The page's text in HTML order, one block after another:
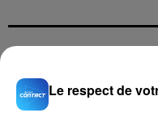
Le respect de